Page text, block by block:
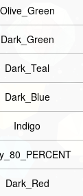
Olive_Green
Dark_Green
Dark_Teal
Dark_Blue
Indigo
Dark_Red